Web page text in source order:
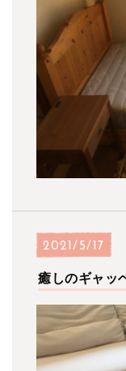
2021/5/17
癒しのギャッ